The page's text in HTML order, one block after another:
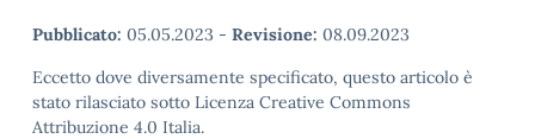
Pubblicato: 05.05.2023 - Revisione: 08.09.2023
Eccetto dove diversamente specificato, questo articolo è
stato rilasciato sotto Licenza Creative Commons
Attribuzione 4.0 Italia.